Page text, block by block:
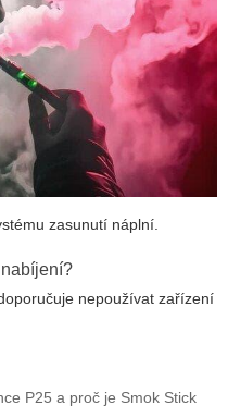
zasunutí náplní.
nepoužívat zařízení
P25 a proč je Smok Stick